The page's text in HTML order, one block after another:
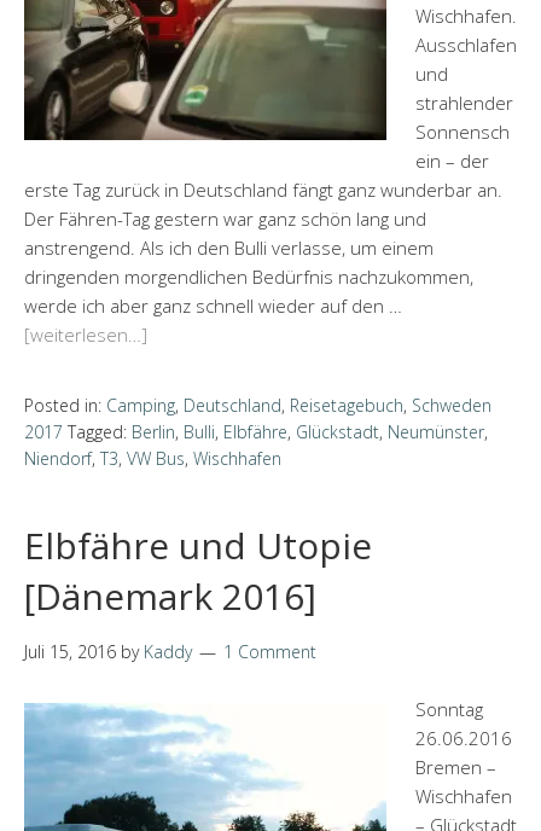
Wischhafen.
Ausschlafen
und
strahlender
Sonnensch
ein – der
erste Tag zurück in Deutschland fängt ganz wunderbar an.
Der Fähren-Tag gestern war ganz schön lang und
anstrengend. Als ich den Bulli verlasse, um einem
dringenden morgendlichen Bedürfnis nachzukommen,
werde ich aber ganz schnell wieder auf den …
[weiterlesen…]
Posted in: Camping, Deutschland, Reisetagebuch, Schweden
2017 Tagged: Berlin, Bulli, Elbfähre, Glückstadt, Neumünster,
Niendorf, T3, VW Bus, Wischhafen
Elbfähre und Utopie
[Dänemark 2016]
Juli 15, 2016 by Kaddy 1 Comment
Sonntag
26.06.2016
Bremen –
Wischhafen
– Glückstadt